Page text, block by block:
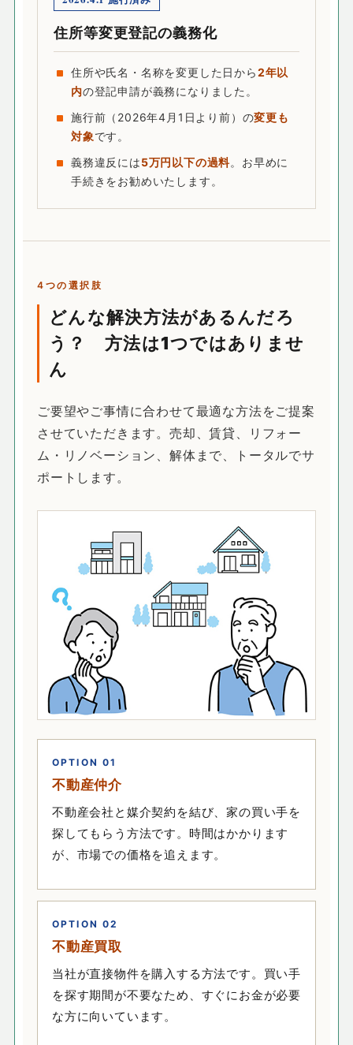
住所等変更登記の義務化
住所や氏名・名称を変更した日から2年以
内の登記申請が義務になりました。
施行前（2026年4月1日より前）の変更も
対象です。
義務違反には5万円以下の過料。お早めに
手続きをお勧めいたします。
4つの選択肢
どんな解決方法があるんだろ
う？ 方法は1つではありませ
ん
ご要望やご事情に合わせて最適な方法をご提案
させていただきます。売却、賃貸、リフォー
ム・リノベーション、解体まで、トータルでサ
ポートします。
OPTION 01
不動産仲介
不動産会社と媒介契約を結び、家の買い手を
探してもらう方法です。時間はかかります
が、市場での価格を追えます。
OPTION 02
不動産買取
当社が直接物件を購入する方法です。買い手
を探す期間が不要なため、すぐにお金が必要
な方に向いています。